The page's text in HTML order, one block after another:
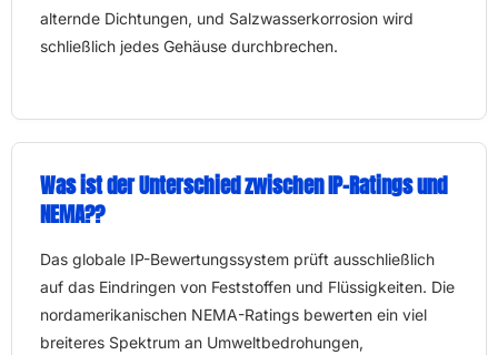
alternde Dichtungen, und Salzwasserkorrosion wird
schließlich jedes Gehäuse durchbrechen.
Was ist der Unterschied zwischen IP-Ratings und
NEMA??
Das globale IP-Bewertungssystem prüft ausschließlich
auf das Eindringen von Feststoffen und Flüssigkeiten. Die
nordamerikanischen NEMA-Ratings bewerten ein viel
breiteres Spektrum an Umweltbedrohungen,